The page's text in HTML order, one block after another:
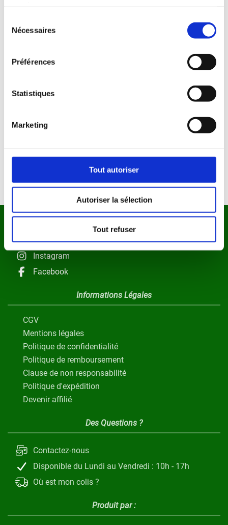
Nécessaires
Préférences
Statistiques
Marketing
Tout autoriser
Autoriser la sélection
Tout refuser
En continuant vous acceptez nos C.G.V et Charte de confidentialité
Nos Réseaux Sociaux
Instagram
Facebook
Informations Légales
CGV
Mentions légales
Politique de confidentialité
Politique de remboursement
Clause de non responsabilité
Politique d'expédition
Devenir affilié
Des Questions ?
Contactez-nous
Disponible du Lundi au Vendredi : 10h - 17h
Où est mon colis ?
Produit par :